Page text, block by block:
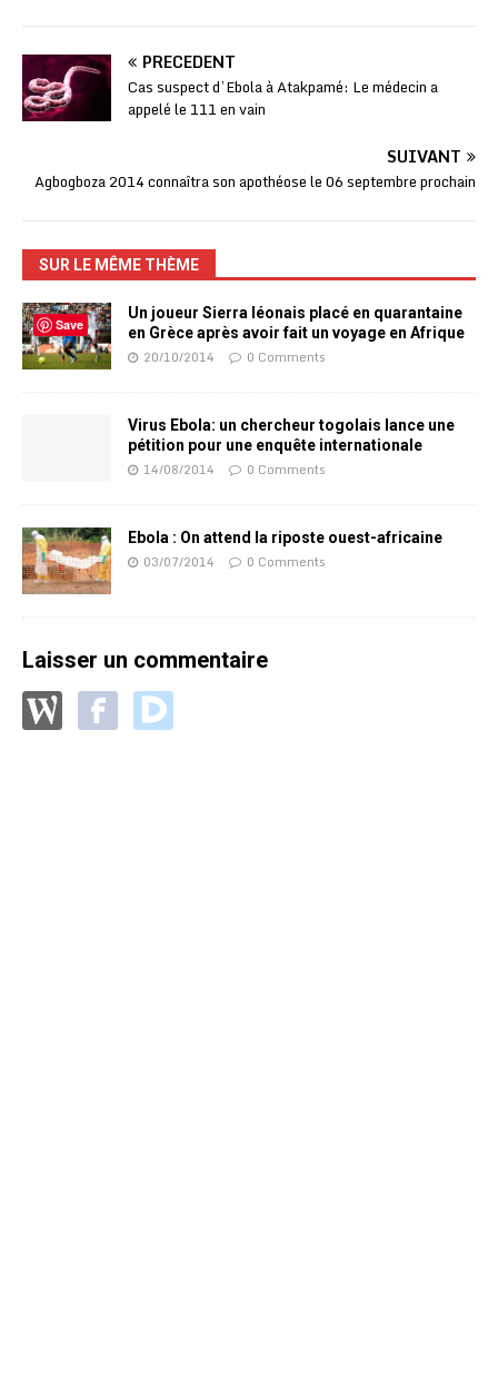
PRÉCÉDENT
Cas suspect d’Ebola à Atakpamé: Le médecin a
appelé le 111 en vain
SUIVANT
Agbogboza 2014 connaîtra son apothéose le 06 septembre prochain
SUR LE MÊME THÈME
Un joueur Sierra léonais placé en quarantaine
en Grèce après avoir fait un voyage en Afrique
20/10/2014 0 Comments
Virus Ebola: un chercheur togolais lance une
pétition pour une enquête internationale
14/08/2014 0 Comments
Ebola : On attend la riposte ouest-africaine
03/07/2014 0 Comments
Laisser un commentaire
Save